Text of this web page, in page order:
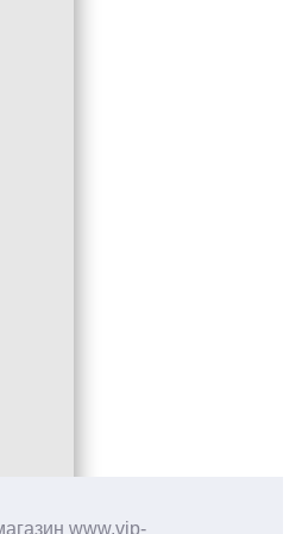
www.vip-